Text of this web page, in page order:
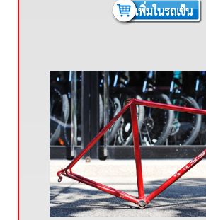
เพิ่มในรถเข็น